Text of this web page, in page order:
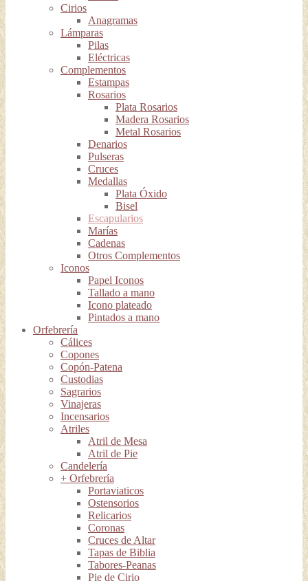
Cirios
Anagramas
Lámparas
Pilas
Eléctricas
Complementos
Estampas
Rosarios
Plata Rosarios
Madera Rosarios
Metal Rosarios
Denarios
Pulseras
Cruces
Medallas
Plata Óxido
Bisel
Escapularios
Marías
Cadenas
Otros Complementos
Iconos
Papel Iconos
Tallado a mano
Icono plateado
Pintados a mano
Orfebrería
Cálices
Copones
Copón-Patena
Custodias
Sagrarios
Vinajeras
Incensarios
Atriles
Atril de Mesa
Atril de Pie
Candelería
+ Orfebrería
Portaviaticos
Ostensorios
Relicarios
Coronas
Cruces de Altar
Tapas de Biblia
Tabores-Peanas
Pie de Cirio